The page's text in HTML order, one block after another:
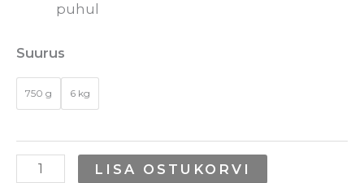
puhul
Suurus
750 g 6 kg
LISA OSTUKORVI